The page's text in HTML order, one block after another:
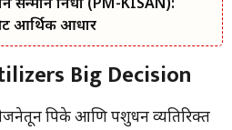
सन्मान निधी (PM-KISAN):
आर्थिक आधार
Big Decision
पिके आणि पशुधन व्यतिरिक्त